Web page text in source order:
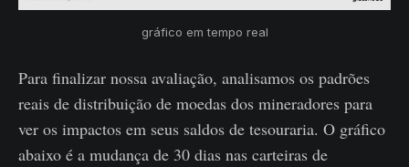
gráfico em tempo real
Para finalizar nossa avaliação, analisamos os padrões
reais de distribuição de moedas dos mineradores para
ver os impactos em seus saldos de tesouraria. O gráfico
abaixo é a mudança de 30 dias nas carteiras de